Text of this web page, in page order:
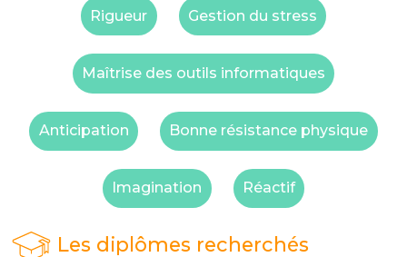
Rigueur Gestion du stress
Maîtrise des outils informatiques
Anticipation Bonne résistance physique
Imagination Réactif
Les diplômes recherchés